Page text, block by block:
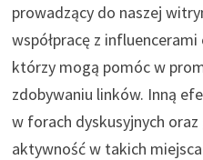
prowadzący do naszej
współpracę z
którzy mogą pomóc w
zdobywaniu linków. Inną
w forach dyskusyjnych
aktywność w takich